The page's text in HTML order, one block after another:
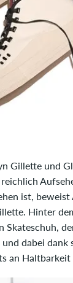
Gillette und
ist, beweist
Hinter
Skateschuh,
dabei dank
an